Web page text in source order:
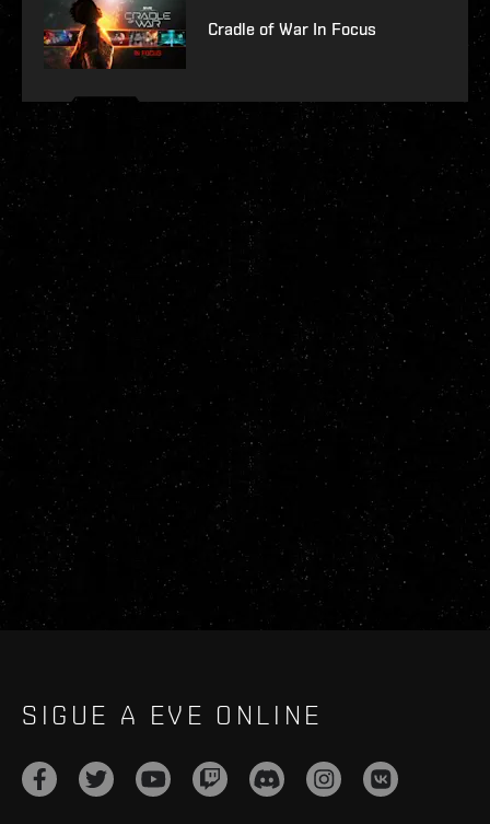
Cradle of War In Focus
SIGUE A EVE ONLINE